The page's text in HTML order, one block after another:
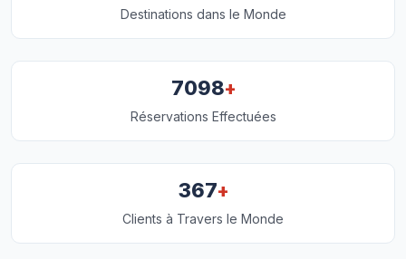
Destinations dans le Monde
7098+
Réservations Effectuées
367+
Clients à Travers le Monde